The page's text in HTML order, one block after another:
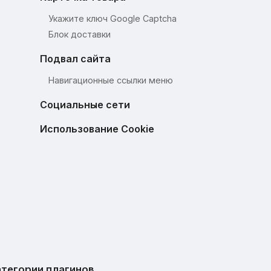
Укажите ключ Google Captcha
Блок доставки
Подвал сайта
Навигационные ссылки меню
Социальные сети
Использование Cookie